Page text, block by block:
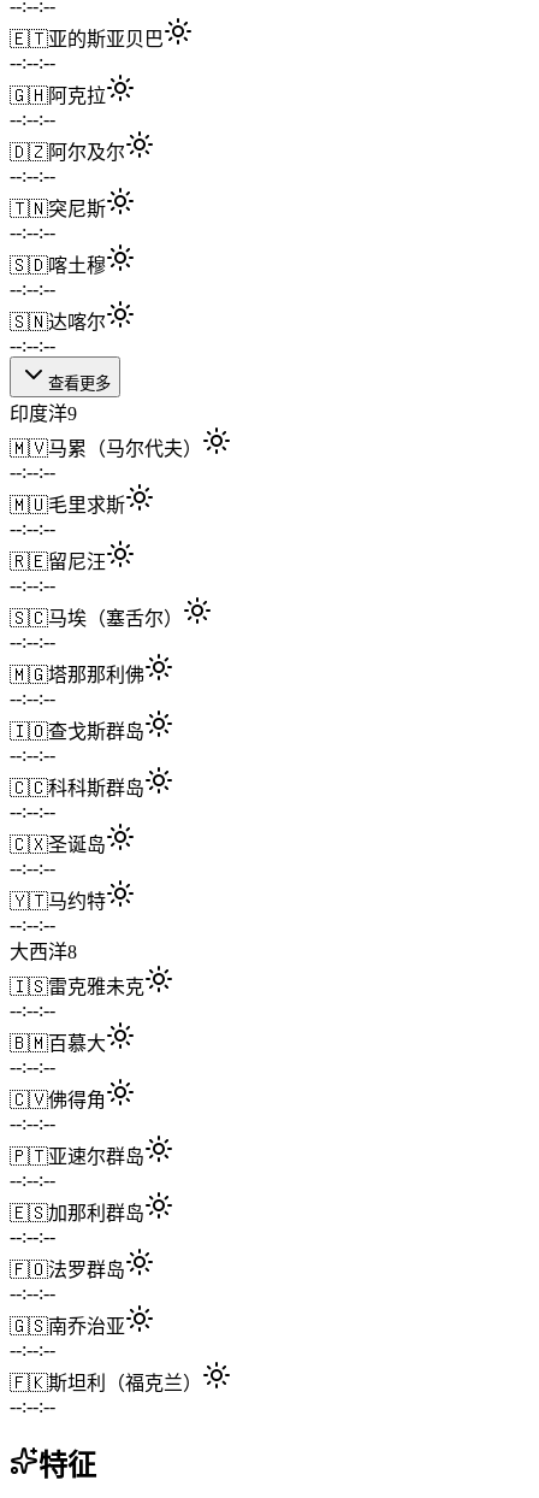
--:--:--
🇪🇹亚的斯亚贝巴
--:--:--
🇬🇭阿克拉
--:--:--
🇩🇿阿尔及尔
--:--:--
🇹🇳突尼斯
--:--:--
🇸🇩喀土穆
--:--:--
🇸🇳达喀尔
--:--:--
查看更多
印度洋9
🇲🇻马累（马尔代夫）
--:--:--
🇲🇺毛里求斯
--:--:--
🇷🇪留尼汪
--:--:--
🇸🇨马埃（塞舌尔）
--:--:--
🇲🇬塔那那利佛
--:--:--
🇮🇴查戈斯群岛
--:--:--
🇨🇨科科斯群岛
--:--:--
🇨🇽圣诞岛
--:--:--
🇾🇹马约特
--:--:--
大西洋8
🇮🇸雷克雅未克
--:--:--
🇧🇲百慕大
--:--:--
🇨🇻佛得角
--:--:--
🇵🇹亚速尔群岛
--:--:--
🇪🇸加那利群岛
--:--:--
🇫🇴法罗群岛
--:--:--
🇬🇸南乔治亚
--:--:--
🇫🇰斯坦利（福克兰）
--:--:--
特征